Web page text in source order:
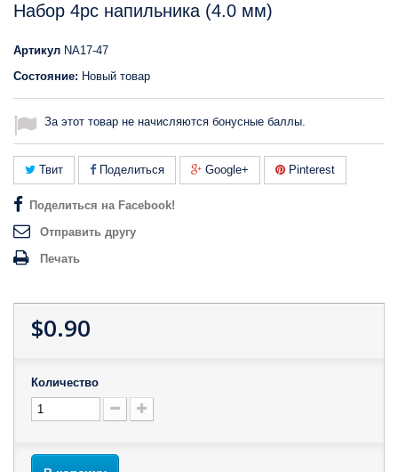
Набор 4pc напильника (4.0 мм)
Артикул NA17-47
Состояние: Новый товар
За этот товар не начисляются бонусные баллы.
Твит Поделиться Google+ Pinterest
Поделиться на Facebook!
Отправить другу
Печать
$0.90
Количество